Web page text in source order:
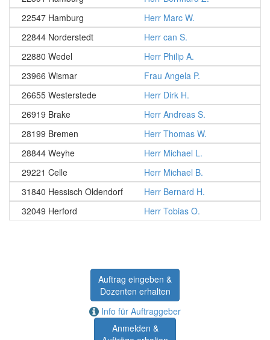
22547 Hamburg
Herr Marc W.
22844 Norderstedt
Herr can S.
22880 Wedel
Herr Philip A.
23966 Wismar
Frau Angela P.
26655 Westerstede
Herr Dirk H.
26919 Brake
Herr Andreas S.
28199 Bremen
Herr Thomas W.
28844 Weyhe
Herr Michael L.
29221 Celle
Herr Michael B.
31840 Hessisch Oldendorf
Herr Bernard H.
32049 Herford
Herr Tobias O.
Auftrag eingeben &
Dozenten erhalten
Info für Auftraggeber
Anmelden &